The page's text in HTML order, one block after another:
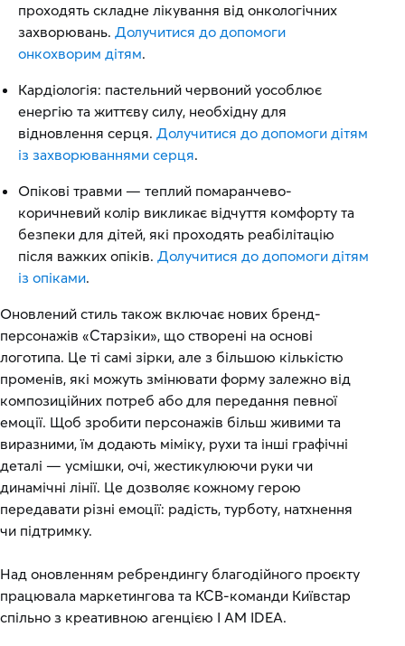
проходять складне лікування від онкологічних
захворювань. Долучитися до допомоги
онкохворим дітям.
Кардіологія: пастельний червоний уособлює
енергію та життєву силу, необхідну для
відновлення серця. Долучитися до допомоги дітям
із захворюваннями серця.
Опікові травми — теплий помаранчево-
коричневий колір викликає відчуття комфорту та
безпеки для дітей, які проходять реабілітацію
після важких опіків. Долучитися до допомоги дітям
із опіками.
Оновлений стиль також включає нових бренд-
персонажів «Старзіки», що створені на основі
логотипа. Це ті самі зірки, але з більшою кількістю
променів, які можуть змінювати форму залежно від
композиційних потреб або для передання певної
емоції. Щоб зробити персонажів більш живими та
виразними, їм додають міміку, рухи та інші графічні
деталі — усмішки, очі, жестикулюючи руки чи
динамічні лінії. Це дозволяє кожному герою
передавати різні емоції: радість, турботу, натхнення
чи підтримку.
Над оновленням ребрендингу благодійного проєкту
працювала маркетингова та КСВ-команди Київстар
спільно з креативною агенцією I AM IDEA.